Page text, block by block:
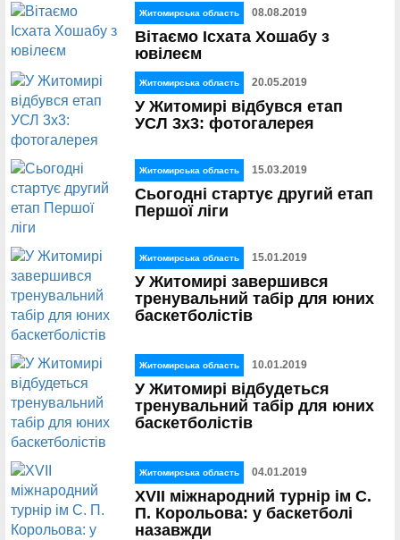
Житомирська область 08.08.2019
Вітаємо Ісхата Хошабу з
ювілеєм
Житомирська область 20.05.2019
У Житомирі відбувся етап
УСЛ 3х3: фотогалерея
Житомирська область 15.03.2019
Сьогодні стартує другий етап
Першої ліги
Житомирська область 15.01.2019
У Житомирі завершився
тренувальний табір для юних
баскетболістів
Житомирська область 10.01.2019
У Житомирі відбудеться
тренувальний табір для юних
баскетболістів
Житомирська область 04.01.2019
XVII міжнародний турнір ім С.
П. Корольова: у баскетболі
назавжди